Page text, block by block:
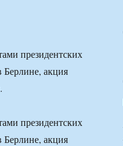
президентских
Берлине, акция
президентских
Берлине, акция